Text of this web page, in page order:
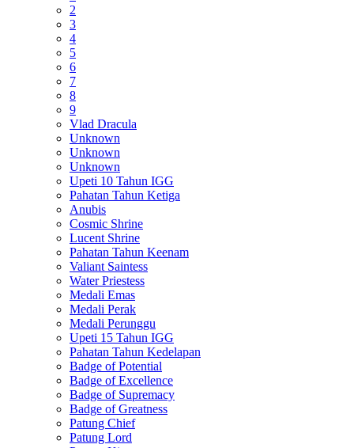
2
3
4
5
6
7
8
9
Vlad Dracula
Unknown
Unknown
Unknown
Upeti 10 Tahun IGG
Pahatan Tahun Ketiga
Anubis
Cosmic Shrine
Lucent Shrine
Pahatan Tahun Keenam
Valiant Saintess
Water Priestess
Medali Emas
Medali Perak
Medali Perunggu
Upeti 15 Tahun IGG
Pahatan Tahun Kedelapan
Badge of Potential
Badge of Excellence
Badge of Supremacy
Badge of Greatness
Patung Chief
Patung Lord